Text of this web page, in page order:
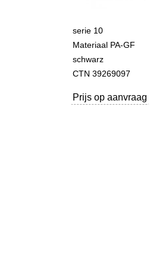
serie 10
Materiaal PA-GF
schwarz
CTN 39269097
Prijs op aanvraag